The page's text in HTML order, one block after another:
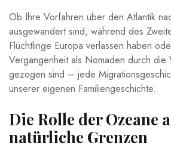
Ob‍ Ihre Vorfahren über⁢ den⁤ Atlantik
ausgewandert ⁤sind, während des
Flüchtlinge Europa‍ verlassen ​haben
Vergangenheit als Nomaden durch die
gezogen sind – jede‌
unserer⁤ eigenen Familiengeschichte.
Die Rolle der Ozeane
natürliche Grenzen